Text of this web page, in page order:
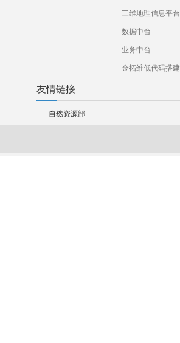
三维地理信息平台
数据中台
业务中台
金拓维低代码搭建
友情链接
自然资源部